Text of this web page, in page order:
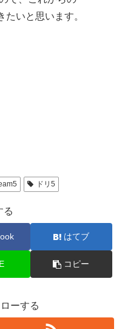
いと思います。
ドリ5
る
はてブ
コピー
ーする